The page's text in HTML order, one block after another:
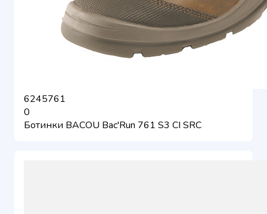
6245761
0
Ботинки BACOU Bac'Run 761 S3 CI SRC